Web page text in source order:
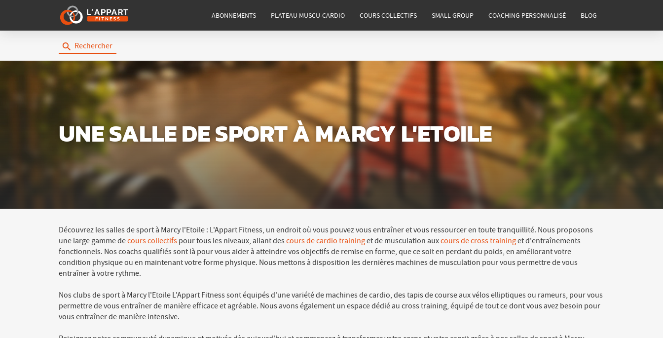
ABONNEMENTS PLATEAU MUSCU-CARDIO COURS COLLECTIFS SMALL GROUP COACHING PERSONNALISÉ BLOG
Rechercher
UNE SALLE DE SPORTÀ MARCY L'ETOILE
Découvrez les salles de sport à Marcy l'Etoile : L'Appart Fitness, un endroit où vous pouvez vous entraîner et vous ressourcer en toute tranquillité. Nous proposons
une large gamme decours collectifs pour tous les niveaux, allant descours de cardio traininget de musculation auxcours de cross traininget d'entraînements
fonctionnels. Nos coachs qualifiés sont là pour vous aider à atteindre vos objectifs de remise en forme, que ce soit en perdant du poids, en améliorant votre
condition physique ou en maintenant votre forme physique. Nous mettons à disposition les dernières machines de musculation pour vous permettre de vous
entraîner à votre rythme.
Nos clubs de sport à Marcy l'Etoile L'Appart Fitness sont équipés d'une variété de machines de cardio, des tapis de course aux vélos elliptiques ou rameurs, pour vous
permettre de vous entraîner de manière efficace et agréable. Nous avons également un espace dédié au cross training, équipé de tout ce dont vous avez besoin pour
vous entraîner de manière intensive.